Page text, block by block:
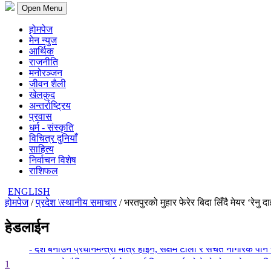
Open Menu
होमपेज
मेन न्युज
आर्थिक
राजनीति
मनोरञ्जन
जीवन शैली
खेलकुद
अन्तर्राष्ट्रिय
प्रवास
धर्म - संस्कृति
विचित्र दुनियाँ
साहित्य
निर्वाचन विशेष
राशिफल
ENGLISH
होमपेज/प्रदेश \स्थानीय समाचार/ भरतपुरको मुहार फेरेर बिदा लिँदै मेयर ‘रेनु
हेडलाईन- काठमाडौंको बाँसबारीमा खुल्यो अत्याधुनिक इभेन्ट भेन्यू ‘रामालय’
- देश बनाउन प्रधानमन्त्री मात्र होइन, सक्षम टोली र सचेत नागरिक पनि
1